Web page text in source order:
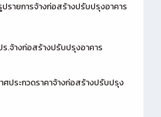
ายการจ้างก่อสร้างปรับปรุงอาคาร
จ้างก่อสร้างปรับปรุงอาคาร
ประกวดราคาจ้างก่อสร้างปรับปรุง